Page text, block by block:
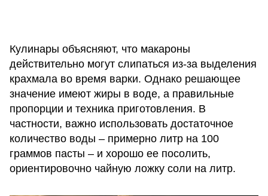
Кулинары объясняют, что макароны
действительно могут слипаться из-за выделения
крахмала во время варки. Однако решающее
значение имеют жиры в воде, а правильные
пропорции и техника приготовления. В
частности, важно использовать достаточное
количество воды – примерно литр на 100
граммов пасты – и хорошо ее посолить,
ориентировочно чайную ложку соли на литр.